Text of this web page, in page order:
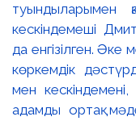
туындыларымен
кескіндемеші
да енгізілген.
көркемдік
мен
адамды ортақ